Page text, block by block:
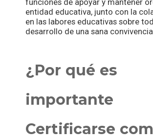
funciones de apoyar y mantener
entidad educativa, junto con la
en las labores educativas sobre
desarrollo de una sana
¿Por qué es
importante
Certificarse